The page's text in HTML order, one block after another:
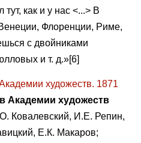
тут, как и у нас <...> В
Флоренции, Риме,
с двойниками
и т. д.»[6]
Академии художеств
Ковалевский, И.Е. Репин,
Е.К. Макаров;